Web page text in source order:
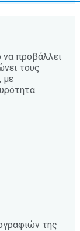
να προβάλλει
τους
με
της